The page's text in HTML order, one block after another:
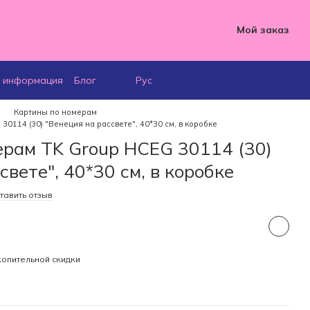
Мой заказ
информация Блог Рус
Картины по номерам
(30) "Венеция на рассвете", 40*30 см, в коробке
TK Group HCEG 30114 (30)
40*30 см, в коробке
отзыв
скидки